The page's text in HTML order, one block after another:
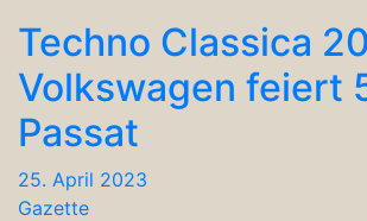
Techno Classica
Volkswagen feiert
Passat
25. April 2023
Gazette